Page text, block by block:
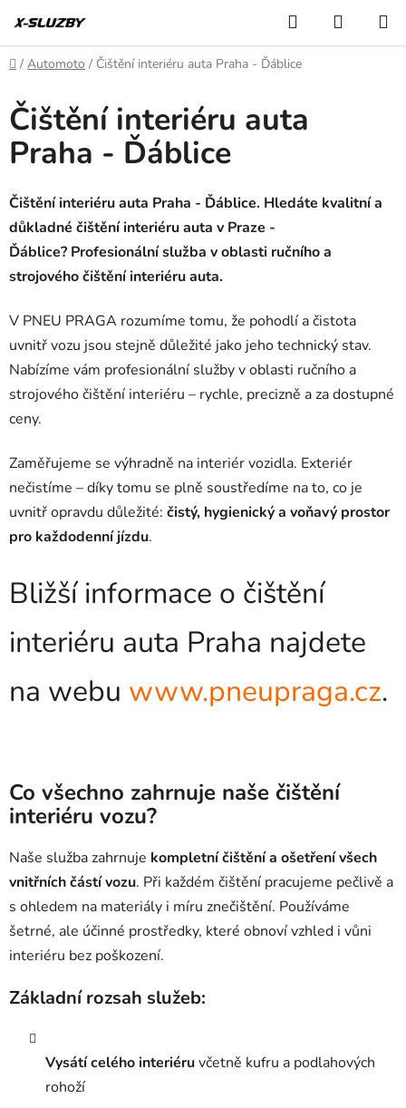
na
obsah
Hledat
KOŠÍK
Domů
/ Automoto / Čištění interiéru auta Praha - Ďáblice
Čištění interiéru auta
Praha - Ďáblice
Čištění interiéru auta Praha - Ďáblice. Hledáte kvalitní a
důkladné čištění interiéru auta v Praze -
Ďáblice? Profesionální služba v oblasti ručního a
strojového čištění interiéru auta.
V PNEU PRAGA rozumíme tomu, že pohodlí a čistota
uvnitř vozu jsou stejně důležité jako jeho technický stav.
Nabízíme vám profesionální služby v oblasti ručního a
strojového čištění interiéru – rychle, precizně a za dostupné
ceny.
Zaměřujeme se výhradně na interiér vozidla. Exteriér
nečistíme – díky tomu se plně soustředíme na to, co je
uvnitř opravdu důležité: čistý, hygienický a voňavý prostor
pro každodenní jízdu.
Bližší informace o čištění
interiéru auta Praha najdete
na webu www.pneupraga.cz.
Co všechno zahrnuje naše čištění
interiéru vozu?
Naše služba zahrnuje kompletní čištění a ošetření všech
vnitřních částí vozu. Při každém čištění pracujeme pečlivě a
s ohledem na materiály i míru znečištění. Používáme
šetrné, ale účinné prostředky, které obnoví vzhled i vůni
interiéru bez poškození.
Základní rozsah služeb:
Vysátí celého interiéruvčetně kufru a podlahových
rohoží